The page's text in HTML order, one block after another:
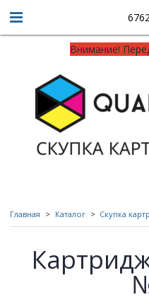
6762
Внимание!
Главная Каталог Скупка